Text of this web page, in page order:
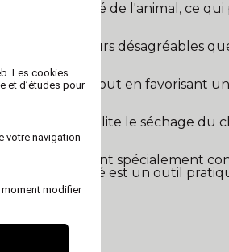
pelage mouillé de l'animal, ce
les odeurs désagréables
être général, tout en favorisant
ce qui facilite le séchage du
serviettes sont spécialement
de qualité est un outil
Les cookies
et d’études pour
votre navigation
moment modifier